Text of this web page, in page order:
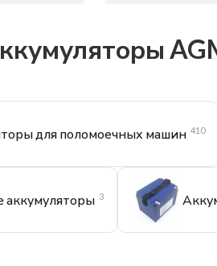
для поломоечных машин 410
аккумуляторы 3